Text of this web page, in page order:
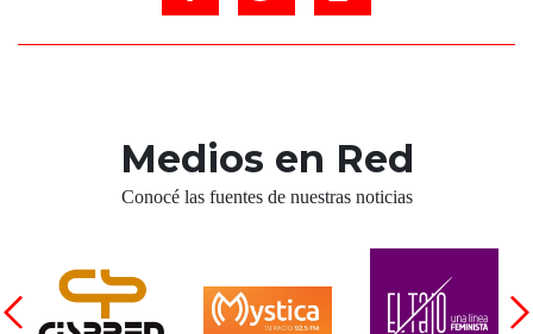
Medios en Red
Conocé las fuentes de nuestras noticias